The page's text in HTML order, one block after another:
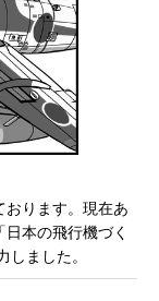
おります。現在あ
本の飛行機づく
ました。